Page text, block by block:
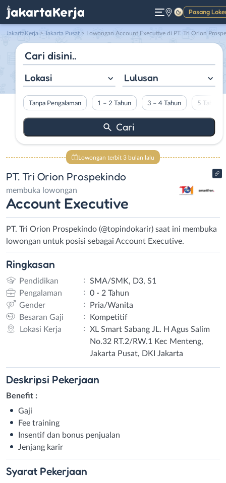
Pasang
Gelap
JakartaKerja > Jakarta Pusat > Lowongan Account Executive di PT. Tri Orion Prospekindo
Lokasi Lulusan
Tanpa Pengalaman 1 – 2 Tahun 3 – 4 Tahun 5 Tahun
Lowongan terbit 3 bulan lalu
PT. Tri Orion Prospekindo
membuka lowongan
Account Executive
PT. Tri Orion Prospekindo (@topindokarir) saat ini membuka
lowongan untuk posisi sebagai Account Executive.
Ringkasan
Pendidikan :
SMA/SMK, D3, S1
Pengalaman
:
0 - 2 Tahun
Gender
:
Pria/Wanita
Besaran Gaji
:
Kompetitif
Lokasi Kerja
:
XL Smart Sabang JL. H Agus Salim
No.32 RT.2/RW.1 Kec Menteng,
Jakarta Pusat, DKI Jakarta
Deskripsi Pekerjaan
Benefit :
Gaji
Fee training
Insentif dan bonus penjualan
Jenjang karir
Syarat Pekerjaan